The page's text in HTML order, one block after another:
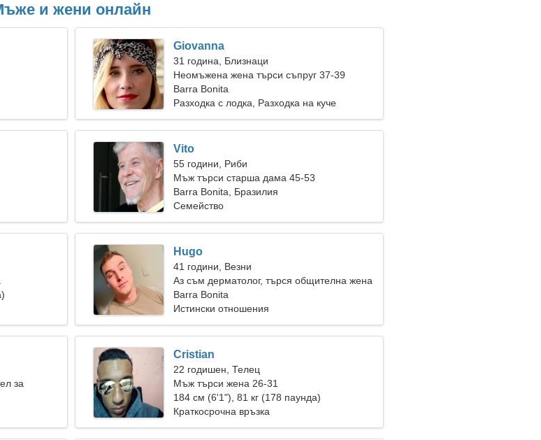
и жени онлайн
Giovanna
31 година, Близнаци
Неомъжена жена търси съпруг 37-39
Barra Bonita
Разходка с лодка, Разходка на куче
Vito
55 години, Риби
Мъж търси старша дама 45-53
Barra Bonita, Бразилия
Семейство
Hugo
41 години, Везни
Аз съм дерматолог, търся общителна жена
Barra Bonita
Истински отношения
за
Cristian
22 годишен, Телец
Мъж търси жена 26-31
184 см (6'1"), 81 кг (178 паунда)
Краткосрочна връзка